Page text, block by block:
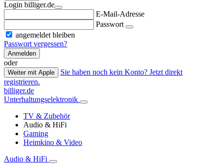
Login billiger.de
E-Mail-Adresse
Passwort
angemeldet bleiben
Passwort vergessen?
Anmelden
oder
Weiter mit Apple
Sie haben noch kein Konto? Jetzt direkt
registrieren.
billiger.de
Unterhaltungselektronik
TV & Zubehör
Audio & HiFi
Gaming
Heimkino & Video
Audio & HiFi